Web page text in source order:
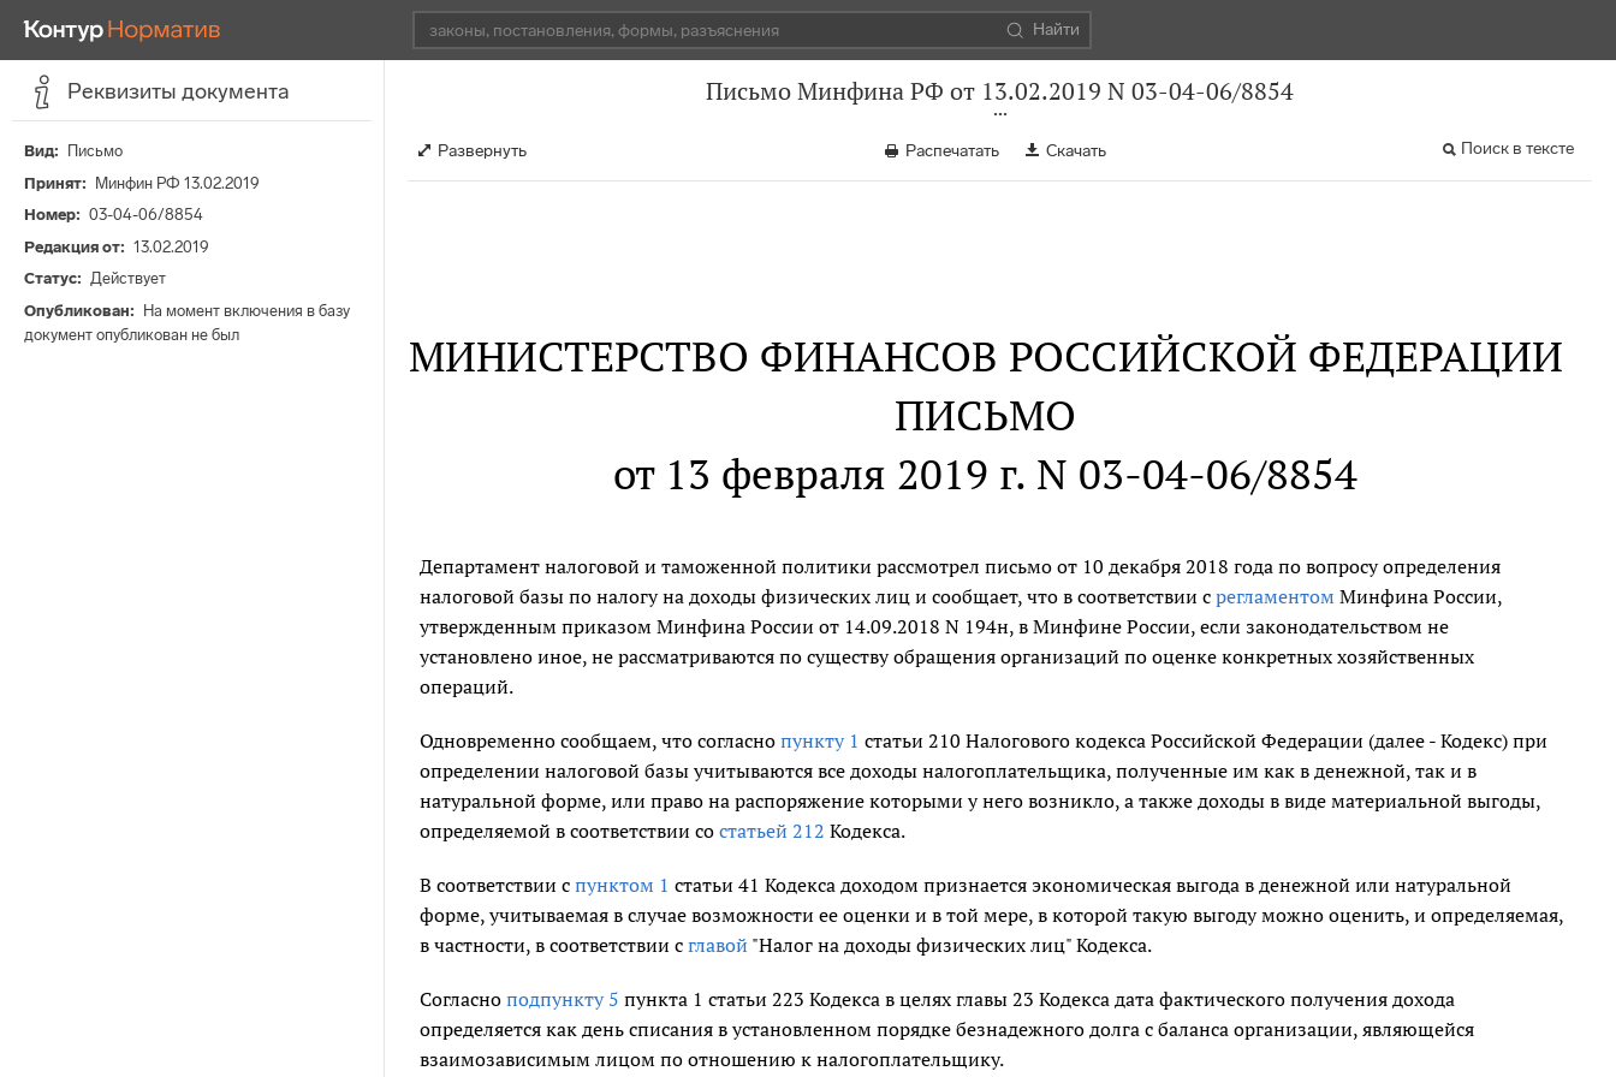
Найти
Реквизиты документа
Вид
Письмо
Принят
Минфин РФ 13.02.2019
Номер
03-04-06/8854
Редакция от
13.02.2019
Статус
Действует
Опубликован
На момент включения в базу
документ опубликован не был
Письмо Минфина РФ от 13.02.2019 N 03-04-06/8854
Развернуть Распечатать Скачать Поиск в тексте
МИНИСТЕРСТВО ФИНАНСОВ РОССИЙСКОЙ ФЕДЕРАЦИИ
ПИСЬМО
от 13 февраля 2019 г. N 03-04-06/8854
Департамент налоговой и таможенной политики рассмотрел письмо от 10 декабря 2018 года по вопросу определения
налоговой базы по налогу на доходы физических лиц и сообщает, что в соответствии с регламентом Минфина России,
утвержденным приказом Минфина России от 14.09.2018 N 194н, в Минфине России, если законодательством не
установлено иное, не рассматриваются по существу обращения организаций по оценке конкретных хозяйственных
операций.
Одновременно сообщаем, что согласно пункту 1 статьи 210 Налогового кодекса Российской Федерации (далее - Кодекс) при
определении налоговой базы учитываются все доходы налогоплательщика, полученные им как в денежной, так и в
натуральной форме, или право на распоряжение которыми у него возникло, а также доходы в виде материальной выгоды,
определяемой в соответствии со статьей 212 Кодекса.
В соответствии с пунктом 1 статьи 41 Кодекса доходом признается экономическая выгода в денежной или натуральной
форме, учитываемая в случае возможности ее оценки и в той мере, в которой такую выгоду можно оценить, и определяемая,
в частности, в соответствии с главой "Налог на доходы физических лиц" Кодекса.
Согласно подпункту 5 пункта 1 статьи 223 Кодекса в целях главы 23 Кодекса дата фактического получения дохода
определяется как день списания в установленном порядке безнадежного долга с баланса организации, являющейся
взаимозависимым лицом по отношению к налогоплательщику.